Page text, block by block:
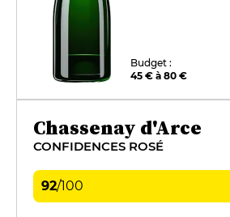
Budget :
45 € à 80 €
Chassenay d'Arce
CONFIDENCES ROSÉ
92/100